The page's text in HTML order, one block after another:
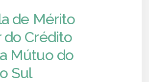
de Mérito
do Crédito
Mútuo do
Sul